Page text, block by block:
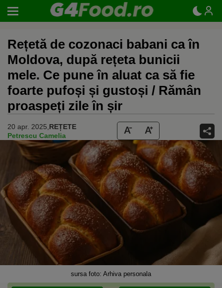
Rețetă de cozonaci babani ca în
Moldova, după rețeta bunicii
mele. Ce pune în aluat ca să fie
foarte pufoși și gustoși / Rămân
proaspeți zile în șir
20 apr. 2025, REȚETE
Petrescu Camelia
sursa foto: Arhiva personala